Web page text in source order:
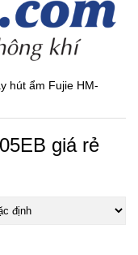
hút ẩm Fujie HM-
giá rẻ